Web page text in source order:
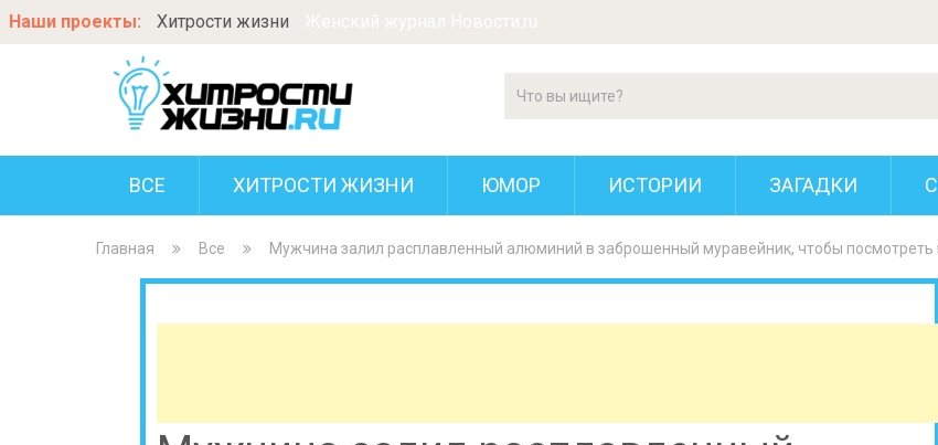
Наши проекты: Хитрости жизни
ВСЕ ХИТРОСТИ ЖИЗНИ ЮМОР ИСТОРИИ ЗАГАДКИ
Главная Все Мужчина залил расплавленный алюминий в заброшенный муравейник, чтобы